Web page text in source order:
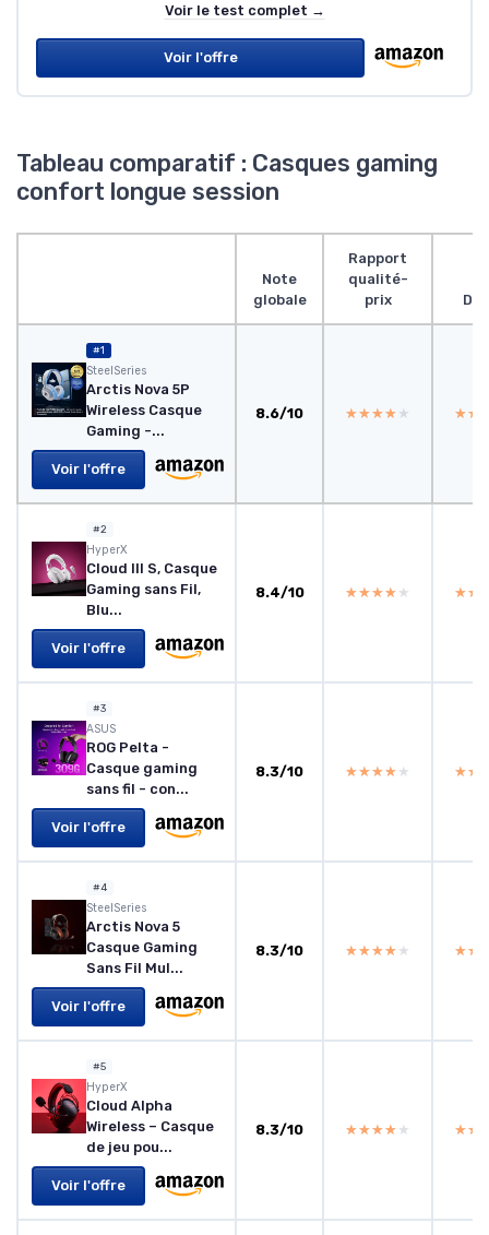
Voir le test complet →
Voir l'offre
Tableau comparatif : Casques gaming
confort longue session
Note
globale
Rapport
qualité-
prix
#1
SteelSeries
Arctis Nova 5P
Wireless Casque
Gaming -...
Voir l'offre
8.6/10 ★★★★★
★★★★★
#2
HyperX
Cloud III S, Casque
Gaming sans Fil,
Blu...
Voir l'offre
8.4/10 ★★★★★
★★★★★
#3
ASUS
ROG Pelta -
Casque gaming
sans fil - con...
Voir l'offre
8.3/10 ★★★★★
★★★★★
#4
SteelSeries
Arctis Nova 5
Casque Gaming
Sans Fil Mul...
Voir l'offre
8.3/10 ★★★★★
★★★★★
#5
HyperX
Cloud Alpha
Wireless – Casque
de jeu pou...
Voir l'offre
8.3/10 ★★★★★
★★★★★